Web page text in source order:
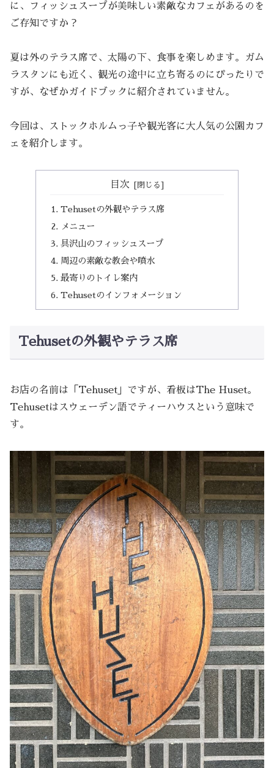
に、フィッシュスープが美味しい素敵なカフェがあるのを
ご存知ですか？
夏は外のテラス席で、太陽の下、食事を楽しめます。ガム
ラスタンにも近く、観光の途中に立ち寄るのにぴったりで
すが、なぜかガイドブックに紹介されていません。
今回は、ストックホルムっ子や観光客に大人気の公園カフ
ェを紹介します。
目次
Tehusetの外観やテラス席
メニュー
具沢山のフィッシュスープ
周辺の素敵な教会や噴水
最寄りのトイレ案内
Tehusetのインフォメーション
Tehusetの外観やテラス席
お店の名前は「Tehuset」ですが、看板はThe Huset。
Tehusetはスウェーデン語でティーハウスという意味で
す。